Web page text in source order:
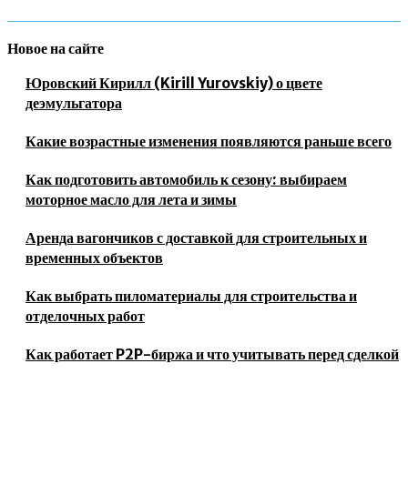
Новое на сайте
Юровский Кирилл (Kirill Yurovskiy) о цвете
деэмульгатора
Какие возрастные изменения появляются раньше всего
Как подготовить автомобиль к сезону: выбираем
моторное масло для лета и зимы
Аренда вагончиков с доставкой для строительных и
временных объектов
Как выбрать пиломатериалы для строительства и
отделочных работ
Как работает P2P-биржа и что учитывать перед сделкой